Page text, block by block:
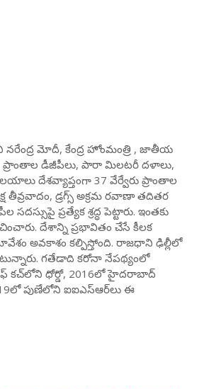
నరేంద్ర మోదీ, కేంద్ర హోంమంత్రి , జాతీయ
ప్రాంతాల డీజీపీలు, పారా మిలటరీ దళాలు,
దేశవ్యాప్తంగా 37 వేర్వేరు ప్రాంతాల
తీవ్రవాదం, డ్రగ్స్ అక్రమ రవాణా తదితర
ప్రత్యేక శ్రద్ధ పెట్టారు. ఇంతకు
దేశాన్ని ప్రభావితం చేసే కీలక
అవకాశం కల్పిస్తోంది. రాజధాని ఢిల్లీలో
గతేడాది కరోనా నేపథ్యంలో
కచ్‌లోని ధోర్డో, 2016లో హైదరాబాద్
పుణేలోని ఐఐఎస్ఆర్‌లు ఈ